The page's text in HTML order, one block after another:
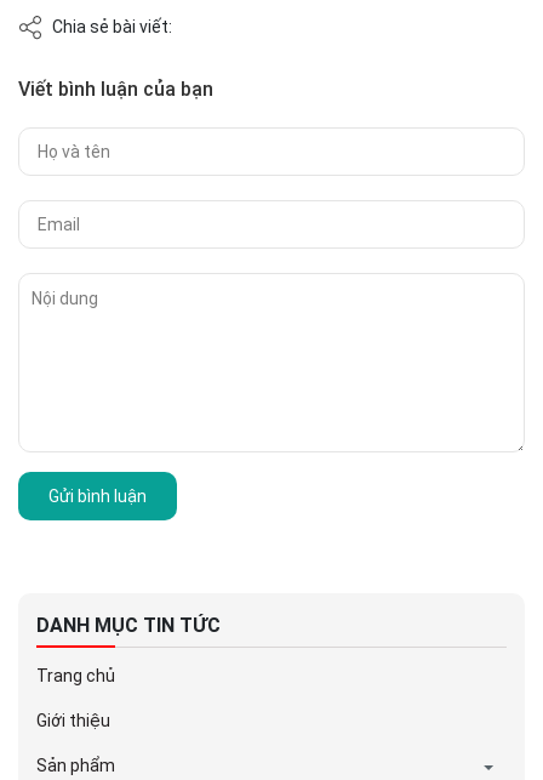
Chia sẻ bài viết:
Viết bình luận của bạn
Gửi bình luận
DANH MỤC TIN TỨC
Trang chủ
Giới thiệu
Sản phẩm